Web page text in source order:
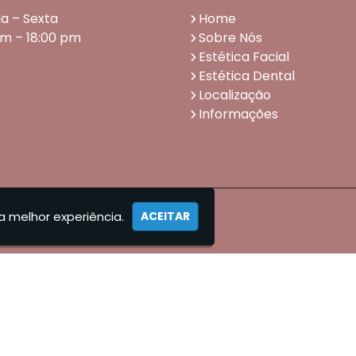
– Sexta
– 18:00 pm
Home
Sobre Nós
Estética Facial
Estética Dental
Localização
Informações
melhor experiência. ACEITAR